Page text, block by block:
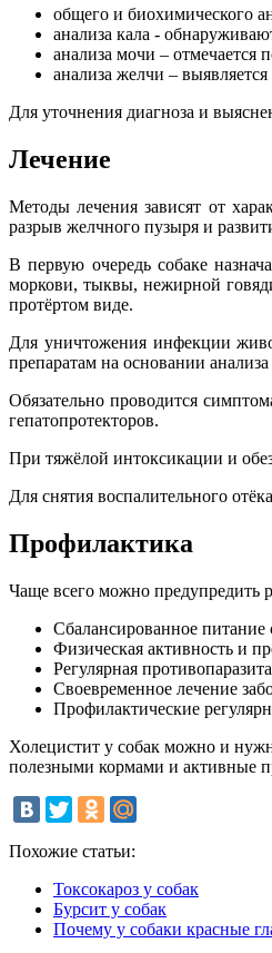
общего и биохимического
анализа кала -
анализа мочи –
анализа желчи – выявляется
Для уточнения диагноза и
Лечение
Методы лечения зависят от
разрыв желчного пузыря и
В первую очередь собаке
моркови, тыквы, нежирной
протёртом виде.
Для уничтожения инфекции
препаратам на основании
Обязательно проводится
гепатопротекторов.
При тяжёлой интоксикации и
Для снятия воспалительного
Профилактика
Чаще всего можно предупредить
Сбалансированное
Физическая активность и
Регулярная
Своевременное лечение
Профилактические
Холецистит у собак можно и
полезными кормами и активные
Похожие статьи:
Токсокароз у собак
Бурсит у собак
Почему у собаки красные